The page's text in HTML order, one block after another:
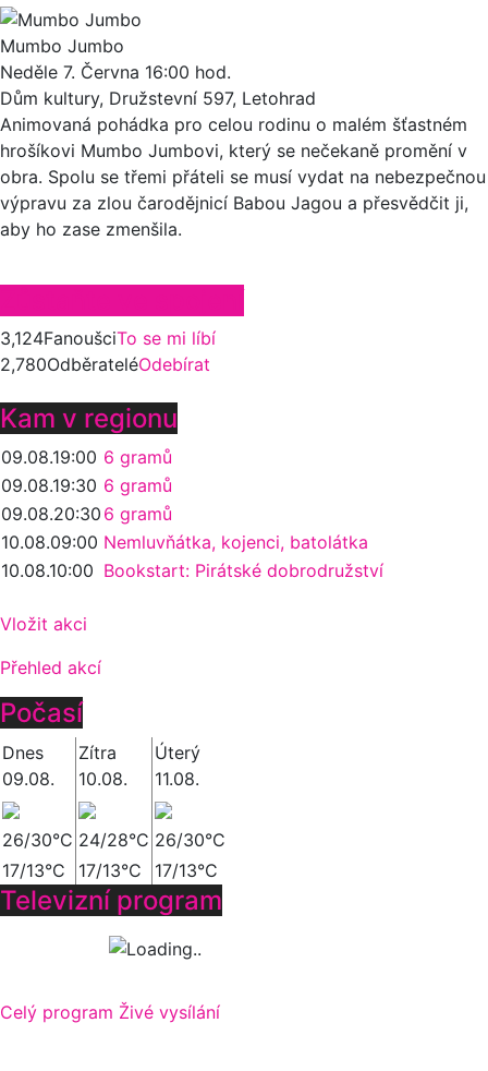
Mumbo Jumbo
Neděle 7. Června 16:00 hod.
Dům kultury, Družstevní 597, Letohrad
Animovaná pohádka pro celou rodinu o malém šťastném
hrošíkovi Mumbo Jumbovi, který se nečekaně promění v
obra. Spolu se třemi přáteli se musí vydat na nebezpečnou
výpravu za zlou čarodějnicí Babou Jagou a přesvědčit ji,
aby ho zase zmenšila.
3,124FanoušciTo se mi líbí
2,780OdběrateléOdebírat
Kam v regionu
09.08.19:00 6 gramů
09.08.19:30 6 gramů
09.08.20:30 6 gramů
10.08.09:00 Nemluvňátka, kojenci, batolátka
10.08.10:00 Bookstart: Pirátské dobrodružství
Vložit akci
Přehled akcí
Počasí
Dnes
09.08.
Zítra
10.08.
Úterý
11.08.
26/30°C 24/28°C 26/30°C
17/13°C
17/13°C 17/13°C
Televizní program
Celý program Živé vysílání